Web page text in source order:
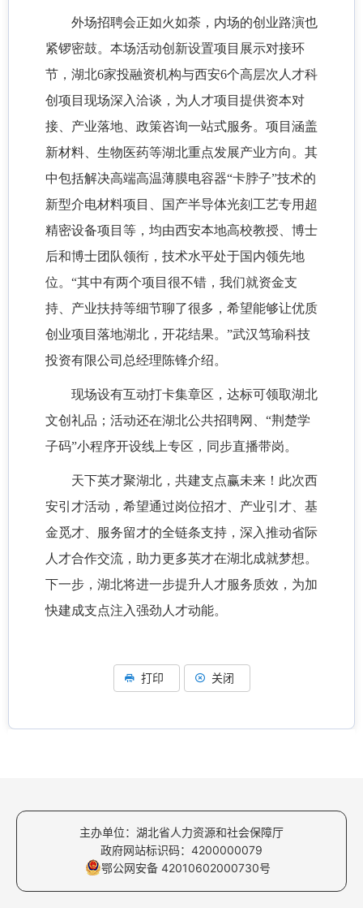
外场招聘会正如火如荼，内场的创业路演也
紧锣密鼓。本场活动创新设置项目展示对接环
节，湖北6家投融资机构与西安6个高层次人才科
创项目现场深入洽谈，为人才项目提供资本对
接、产业落地、政策咨询一站式服务。项目涵盖
新材料、生物医药等湖北重点发展产业方向。其
中包括解决高端高温薄膜电容器“卡脖子”技术的
新型介电材料项目、国产半导体光刻工艺专用超
精密设备项目等，均由西安本地高校教授、博士
后和博士团队领衔，技术水平处于国内领先地
位。“其中有两个项目很不错，我们就资金支
持、产业扶持等细节聊了很多，希望能够让优质
创业项目落地湖北，开花结果。”武汉笃瑜科技
投资有限公司总经理陈锋介绍。
现场设有互动打卡集章区，达标可领取湖北
文创礼品；活动还在湖北公共招聘网、“荆楚学
子码”小程序开设线上专区，同步直播带岗。
天下英才聚湖北，共建支点赢未来！此次西
安引才活动，希望通过岗位招才、产业引才、基
金觅才、服务留才的全链条支持，深入推动省际
人才合作交流，助力更多英才在湖北成就梦想。
下一步，湖北将进一步提升人才服务质效，为加
快建成支点注入强劲人才动能。
打印 关闭
主办单位：湖北省人力资源和社会保障厅
政府网站标识码：4200000079
鄂公网安备 42010602000730号